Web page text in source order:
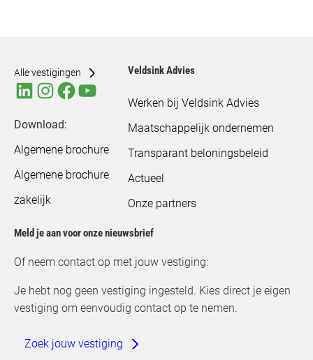
Alle vestigingen
Download:
Algemene brochure
Algemene brochure
zakelijk
Veldsink Advies
Werken bij Veldsink Advies
Maatschappelijk ondernemen
Transparant beloningsbeleid
Actueel
Onze partners
Meld je aan voor onze nieuwsbrief
Of neem contact op met jouw vestiging:
Je hebt nog geen vestiging ingesteld. Kies direct je eigen
vestiging om eenvoudig contact op te nemen.
Zoek jouw vestiging